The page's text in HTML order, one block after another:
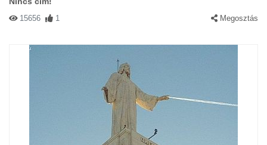
15656 1 Megosztás